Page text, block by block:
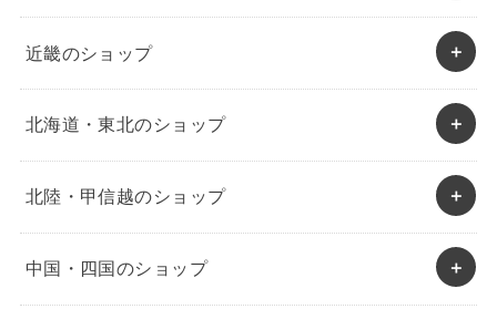
近畿のショップ
北海道・東北のショップ
北陸・甲信越のショップ
中国・四国のショップ